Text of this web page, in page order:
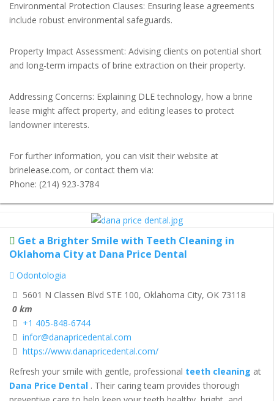
Environmental Protection Clauses: Ensuring lease agreements
include robust environmental safeguards.
Property Impact Assessment: Advising clients on potential short
and long-term impacts of brine extraction on their property.
Addressing Concerns: Explaining DLE technology, how a brine
lease might affect property, and editing leases to protect
landowner interests.
For further information, you can visit their website at
brinelease.com, or contact them via:
Phone: (214) 923-3784
Get a Brighter Smile with Teeth Cleaning in
Oklahoma City at Dana Price Dental
Odontologia
5601 N Classen Blvd STE 100, Oklahoma City, OK 73118
0 km
+1 405-848-6744
infor@danapricedental.com
https://www.danapricedental.com/
Refresh your smile with gentle, professional teeth cleaning at
Dana Price Dental . Their caring team provides thorough